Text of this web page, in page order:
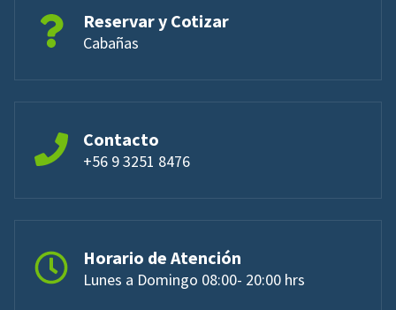
Reservar y Cotizar
Cabañas
Contacto
+56 9 3251 8476
Horario de Atención
Lunes a Domingo 08:00- 20:00 hrs